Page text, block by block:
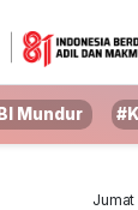
Mundur
Jumat